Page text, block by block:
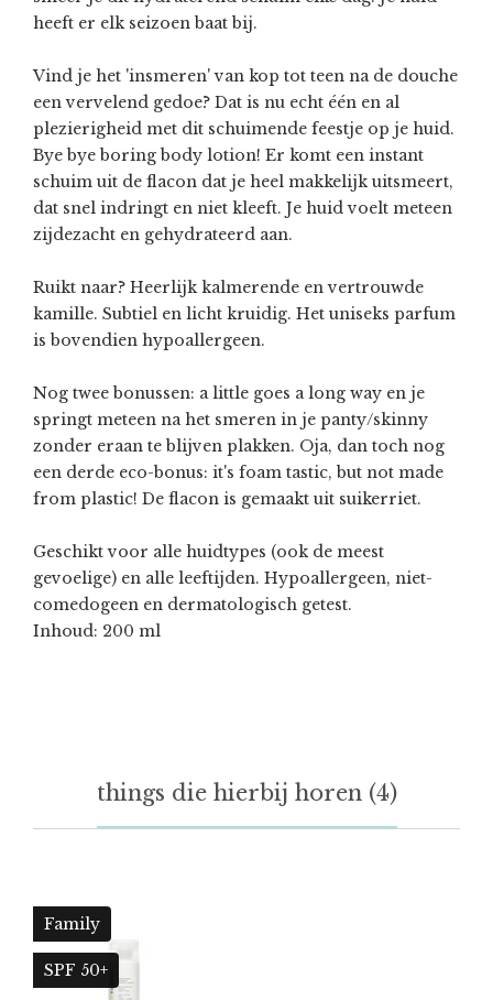
heeft er elk seizoen baat bij.
Vind je het 'insmeren' van kop tot teen na de douche
een vervelend gedoe? Dat is nu echt één en al
plezierigheid met dit schuimende feestje op je huid.
Bye bye boring body lotion! Er komt een instant
schuim uit de flacon dat je heel makkelijk uitsmeert,
dat snel indringt en niet kleeft. Je huid voelt meteen
zijdezacht en gehydrateerd aan.
Ruikt naar? Heerlijk kalmerende en vertrouwde
kamille. Subtiel en licht kruidig. Het uniseks parfum
is bovendien hypoallergeen.
Nog twee bonussen: a little goes a long way en je
springt meteen na het smeren in je panty/skinny
zonder eraan te blijven plakken. Oja, dan toch nog
een derde eco-bonus: it's foam tastic, but not made
from plastic! De flacon is gemaakt uit suikerriet.
Geschikt voor alle huidtypes (ook de meest
gevoelige) en alle leeftijden. Hypoallergeen, niet-
comedogeen en dermatologisch getest.
Inhoud: 200 ml
things die hierbij horen (4)
Family
SPF 50+